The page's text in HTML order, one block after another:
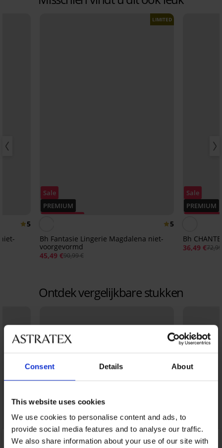
Consent Details About
This website uses cookies
We use cookies to personalise content and ads, to
provide social media features and to analyse our traffic.
We also share information about your use of our site with
5
Sale
PREMIUM
LIMITED
5
Bh Fantasie Lingerie Magdalena niet-
voorgevormd
45,49 €90,99 €
Sale
PREMIUM
Bh
36,49 €
Ontdek vergelijkbare stukken